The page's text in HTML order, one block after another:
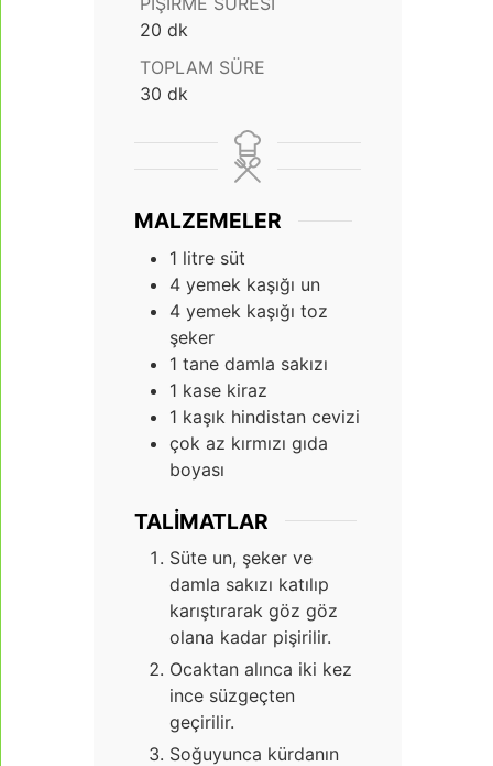
20 dakika
dk
TOPLAM SÜRE
30 dakika
dk
MALZEMELER
1 litre süt
4 yemek kaşığı un
4 yemek kaşığı toz
şeker
1 tane damla sakızı
1 kase kiraz
1 kaşık hindistan cevizi
çok az kırmızı gıda
boyası
TALIMATLAR
Süte un, şeker ve
damla sakızı katılıp
karıştırarak göz göz
olana kadar pişirilir.
Ocaktan alınca iki kez
ince süzgeçten
geçirilir.
Soğuyunca kürdanın